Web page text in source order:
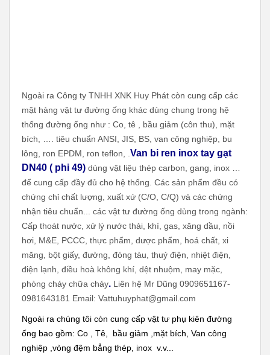
Ngoài ra Công ty TNHH XNK Huy Phát còn cung cấp các
mặt hàng vật tư đường ống khác dùng chung trong hệ
thống đường ống như : Co, tê , bầu giảm (côn thu), mặt
bích, …. tiêu chuẩn ANSI, JIS, BS, van công nghiệp, bu
lông, ron EPDM, ron teflon, . Van bi ren inox tay gạt
DN40 ( phi 49) dùng vật liệu thép carbon, gang, inox …
để cung cấp đầy đủ cho hệ thống. Các sản phẩm đều có
chứng chỉ chất lượng, xuất xứ (C/O, C/Q) và các chứng
nhận tiêu chuẩn... các vật tư đường ống dùng trong ngành:
Cấp thoát nước, xử lý nước thải, khí, gas, xăng dầu, nồi
hơi, M&E, PCCC, thực phẩm, dược phẩm, hoá chất, xi
măng, bột giấy, đường, đóng tàu, thuỷ điện, nhiệt điện,
điện lạnh, điều hoà không khí, dệt nhuộm, may mặc,
phòng cháy chữa cháy. Liên hệ Mr Dũng 0909651167-
0981643181 Email: Vattuhuyphat@gmail.com
Ngoài ra chúng tôi còn cung cấp vật tư phụ kiên đường
ống bao gồm: Co , Tê, bầu giảm ,mặt bích, Van công
nghiệp ,vòng đệm bẳng thép, inox v.v...